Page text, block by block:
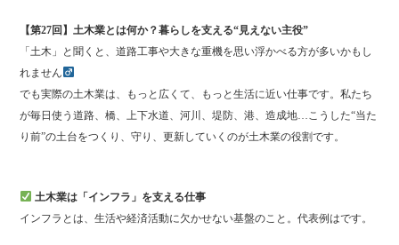
【第27回】土木業とは何か？暮らしを支える“見えない主役”
「土木」と聞くと、道路工事や大きな重機を思い浮かべる方が多いかもし
れません‍
でも実際の土木業は、もっと広くて、もっと生活に近い仕事です。私たち
が毎日使う道路、橋、上下水道、河川、堤防、港、造成地…こうした“当た
り前”の土台をつくり、守り、更新していくのが土木業の役割です。
土木業は「インフラ」を支える仕事
インフラとは、生活や経済活動に欠かせない基盤のこと。代表例はです。